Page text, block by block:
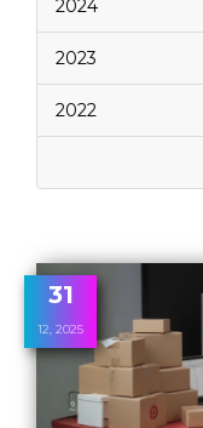
2024
2023
2022
31
12, 2025